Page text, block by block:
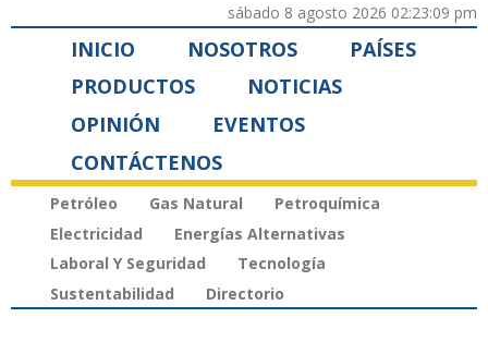
sábado 8 agosto 2026 02:23:09 pm
INICIO NOSOTROS
PAÍSES
PRODUCTOS
NOTICIAS
OPINIÓN
EVENTOS
CONTÁCTENOS
Petróleo Gas Natural
Petroquímica
Electricidad
Energías Alternativas
Laboral Y Seguridad
Tecnología
Sustentabilidad
Directorio